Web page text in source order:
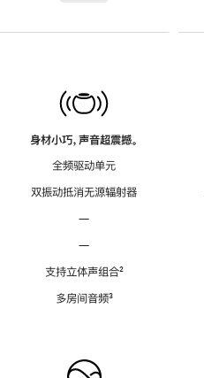
身材小巧，声音超震撼。
全频驱动单元
双振动抵消无源辐射器
—
—
支持立体声组合脚
²
多房间音频脚
³